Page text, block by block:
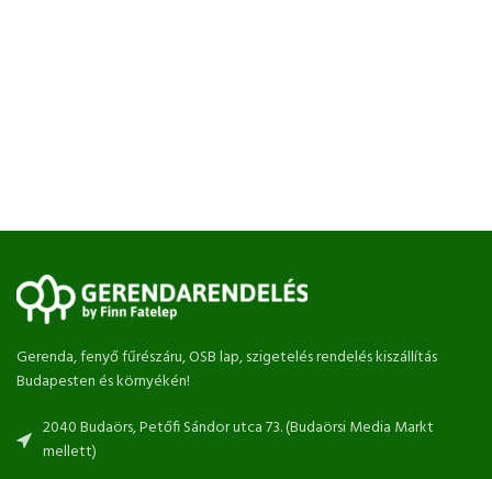
Gerenda, fenyő fűrészáru, OSB lap, szigetelés rendelés kiszállítás
Budapesten és környékén!
2040 Budaörs, Petőfi Sándor utca 73. (Budaörsi Media Markt
mellett)